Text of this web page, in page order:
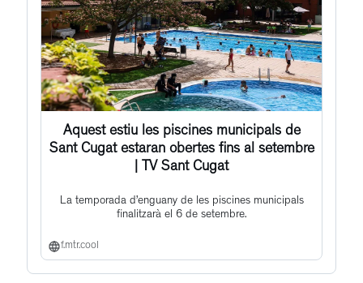
Aquest estiu les piscines municipals de
Sant Cugat estaran obertes fins al setembre
| TV Sant Cugat
La temporada d’enguany de les piscines municipals
finalitzarà el 6 de setembre.
f.mtr.cool